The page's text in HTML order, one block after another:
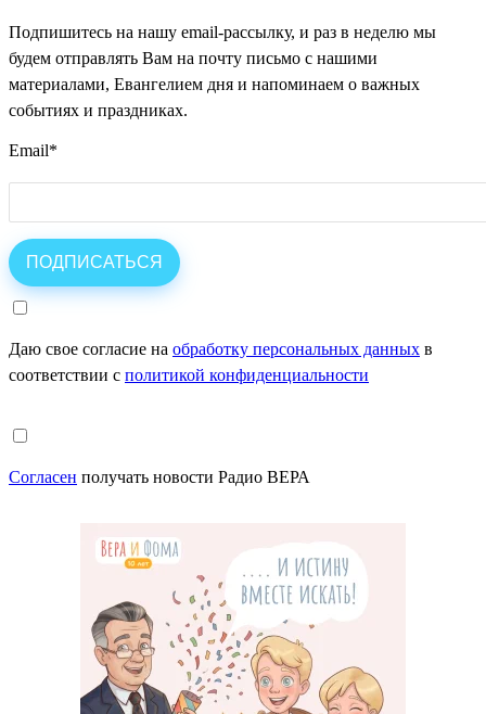
Подпишитесь на нашу email-рассылку, и раз в неделю мы
будем отправлять Вам на почту письмо с нашими
материалами, Евангелием дня и напоминаем о важных
событиях и праздниках.
Email*
Даю свое согласие на обработку персональных данных в
соответствии с политикой конфиденциальности
Согласен получать новости Радио ВЕРА